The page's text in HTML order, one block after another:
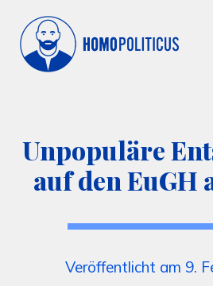
Unpopuläre
auf den EuGH
Veröffentlicht am 9.